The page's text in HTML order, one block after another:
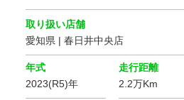
取り扱い店舗
愛知県 | 春日井中央店
年式
2023(R5)年
走行距離
2.2万Km